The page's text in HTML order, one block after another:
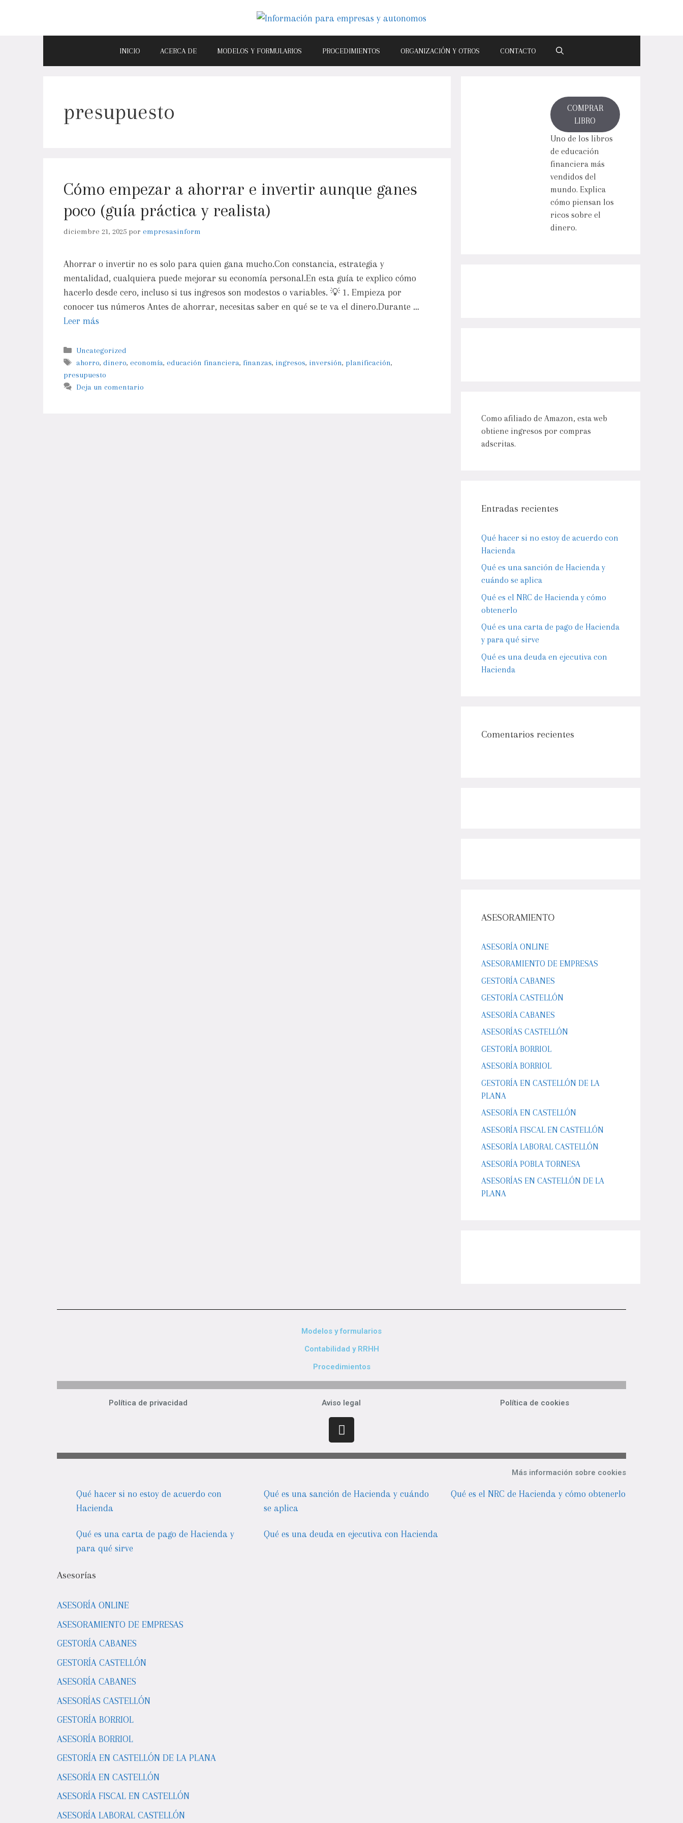
INICIO ACERCA DE MODELOS Y FORMULARIOS PROCEDIMIENTOS ORGANIZACIÓN Y OTROS CONTACTO
presupuesto
Cómo empezar a ahorrar e invertir aunque ganes
poco (guía práctica y realista)
diciembre 21, 2025 por empresasinform
Ahorrar o invertir no es solo para quien gana mucho.Con constancia, estrategia y
mentalidad, cualquiera puede mejorar su economía personal.En esta guía te explico cómo
hacerlo desde cero, incluso si tus ingresos son modestos o variables. 💡 1. Empieza por
conocer tus números Antes de ahorrar, necesitas saber en qué se te va el dinero.Durante …
Leer más
Uncategorized
ahorro,dinero,economía,educación financiera, finanzas, ingresos, inversión, planificación,
presupuesto
Deja un comentario
COMPRAR
LIBRO
Uno de los libros
de educación
financiera más
vendidos del
mundo. Explica
cómo piensan los
ricos sobre el
dinero.
Como afiliado de Amazon, esta web
obtiene ingresos por compras
adscritas.
Entradas recientes
Qué hacer si no estoy de acuerdo con
Hacienda
Qué es una sanción de Hacienda y
cuándo se aplica
Qué es el NRC de Hacienda y cómo
obtenerlo
Qué es una carta de pago de Hacienda
y para qué sirve
Qué es una deuda en ejecutiva con
Hacienda
Comentarios recientes
ASESORAMIENTO
ASESORÍA ONLINE
ASESORAMIENTO DE EMPRESAS
GESTORÍA CABANES
GESTORÍA CASTELLÓN
ASESORÍA CABANES
ASESORÍAS CASTELLÓN
GESTORÍA BORRIOL
ASESORÍA BORRIOL
GESTORÍA EN CASTELLÓN DE LA
PLANA
ASESORÍA EN CASTELLÓN
ASESORÍA FISCAL EN CASTELLÓN
ASESORÍA LABORAL CASTELLÓN
ASESORÍA POBLA TORNESA
ASESORÍAS EN CASTELLÓN DE LA
PLANA
Modelos y formularios
Contabilidad y RRHH
Procedimientos
Política de privacidad Aviso legal Política de cookies
Más información sobre cookies
Qué hacer si no estoy de acuerdo con
Hacienda
Qué es una sanción de Hacienda y cuándo
se aplica
Qué es el NRC de Hacienda y cómo obtenerlo
Qué es una carta de pago de Hacienda y
para qué sirve
Qué es una deuda en ejecutiva con Hacienda
Asesorías
ASESORÍA ONLINE
ASESORAMIENTO DE EMPRESAS
GESTORÍA CABANES
GESTORÍA CASTELLÓN
ASESORÍA CABANES
ASESORÍAS CASTELLÓN
GESTORÍA BORRIOL
ASESORÍA BORRIOL
GESTORÍA EN CASTELLÓN DE LA PLANA
ASESORÍA EN CASTELLÓN
ASESORÍA FISCAL EN CASTELLÓN
ASESORÍA LABORAL CASTELLÓN